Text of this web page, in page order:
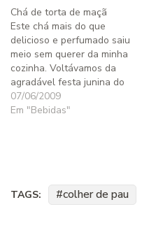
Chá de torta de maçã
Este chá mais do que
delicioso e perfumado saiu
meio sem querer da minha
cozinha. Voltávamos da
agradável festa junina do
clube e meu marido
começou a reclamar de dor
07/06/2009
Em "Bebidas"
TAGS: colher de pau